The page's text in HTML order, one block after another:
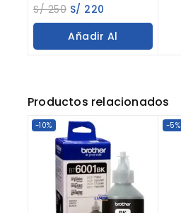
0
out
of
S/250 S/ 220
Añadir Al
Productos relacionados
-10% -5%